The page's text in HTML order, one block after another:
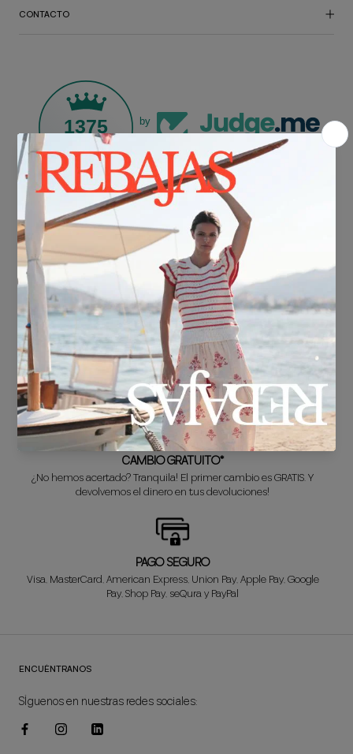
CONTACTO
1375 by
ENVÍO GRATIS*
En compras superiores a 30€.
ENTREGA EN 24/48h
Sabemos que no puedes esperar a estrenar tu nuevo look, así que lo
preparamos súper rápido para ti.
CAMBIO GRATUITO*
¿No hemos acertado? Tranquila! El primer cambio es GRATIS. Y
devolvemos el dinero en tus devoluciones!
PAGO SEGURO
Visa, MasterCard, American Express, Union Pay, Apple Pay, Google
Pay, Shop Pay, seQura y PayPal
ENCUÉNTRANOS
SÍguenos en nuestras redes sociales: